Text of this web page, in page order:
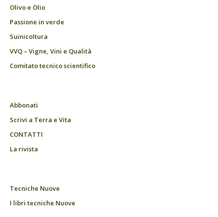
Olivo e Olio
Passione in verde
Suinicoltura
VVQ – Vigne, Vini e Qualità
Comitato tecnico scientifico
Abbonati
Scrivi a Terra e Vita
CONTATTI
La rivista
Tecniche Nuove
I libri tecniche Nuove